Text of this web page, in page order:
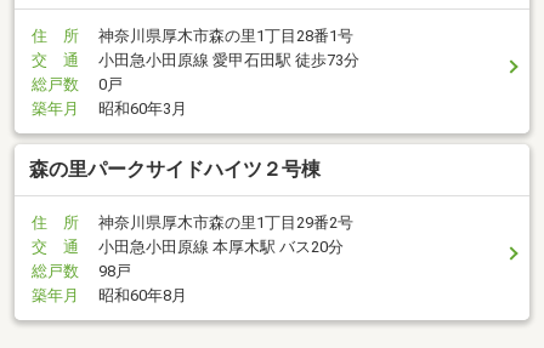
住 所
神奈川県厚木市森の里1丁目28番1号
交 通
小田急小田原線 愛甲石田駅 徒歩73分
総戸数
0戸
築年月
昭和60年3月
森の里パークサイドハイツ２号棟
住 所
神奈川県厚木市森の里1丁目29番2号
交 通
小田急小田原線 本厚木駅 バス20分
総戸数
98戸
築年月
昭和60年8月